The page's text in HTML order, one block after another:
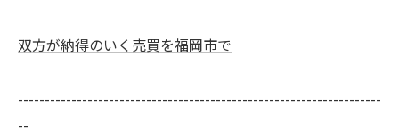
双方が納得のいく売買を福岡市で
--------------------------------------------------------------------
--